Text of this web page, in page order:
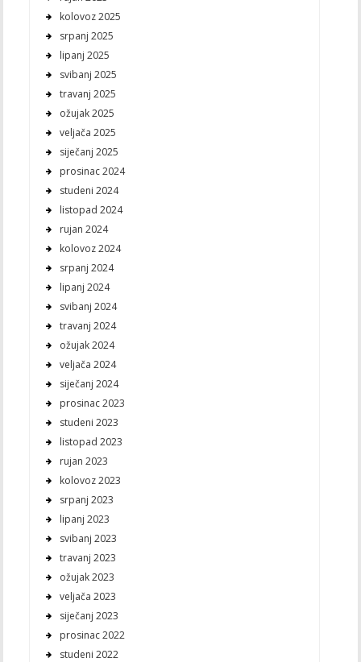
kolovoz 2025
srpanj 2025
lipanj 2025
svibanj 2025
travanj 2025
ožujak 2025
veljača 2025
siječanj 2025
prosinac 2024
studeni 2024
listopad 2024
rujan 2024
kolovoz 2024
srpanj 2024
lipanj 2024
svibanj 2024
travanj 2024
ožujak 2024
veljača 2024
siječanj 2024
prosinac 2023
studeni 2023
listopad 2023
rujan 2023
kolovoz 2023
srpanj 2023
lipanj 2023
svibanj 2023
travanj 2023
ožujak 2023
veljača 2023
siječanj 2023
prosinac 2022
studeni 2022